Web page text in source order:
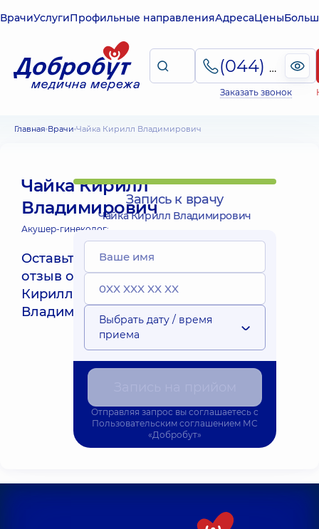
ВрачиУслугиПрофильные направленияАдресаЦены
(044) 495-2-888
Заказать звонок
Главная Врачи Чайка Кирилл Владимирович
Чайка Кирилл
Владимирович
Акушер-гинеколог;
Оставьте
отзыв о Чайка
Кирилл
Владимирович
QR
Запись к врачу
Чайка Кирилл Владимирович
Выбрать дату / время
приема
Отправляя запрос вы соглашаетесь с
Пользовательским соглашением МС
«Добробут»